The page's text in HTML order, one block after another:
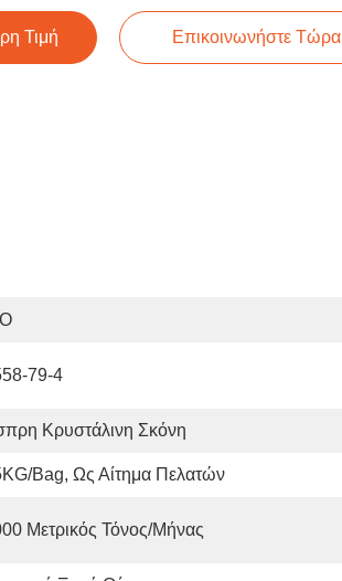
Τιμή Επικοινωνήστε Τώρα
79-4
Κρυστάλινη Σκόνη
bag, Ως Αίτημα Πελατών
Μετρικός Τόνος/μήνας